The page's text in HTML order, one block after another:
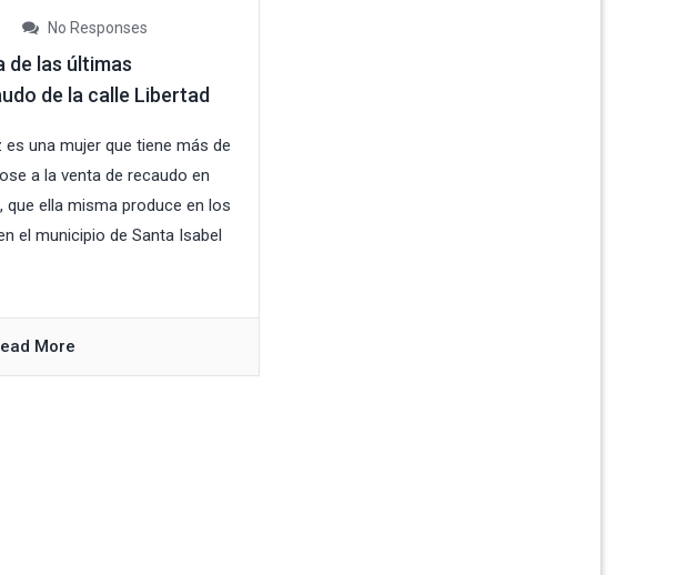
No Responses
de las últimas
de la calle Libertad
una mujer que tiene más de
a la venta de recaudo en
que ella misma produce en los
el municipio de Santa Isabel
More